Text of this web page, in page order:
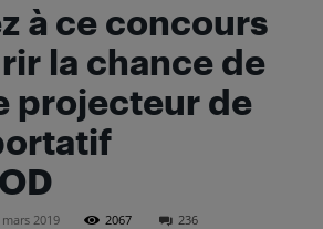
à ce concours
la chance de
projecteur de
mars 2019 2067 236